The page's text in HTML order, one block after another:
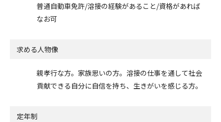
普通自動車免許/溶接の経験があること/資格があれば
なお可
求める人物像
親孝行な方。家族思いの方。溶接の仕事を通して社会
貢献できる自分に自信を持ち、生きがいを感じる方。
定年制